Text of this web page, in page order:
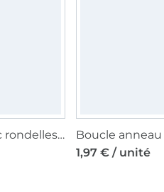
40 oeillets avec rondelles Prym, 5 mm, couleur or
1,97 € / unité